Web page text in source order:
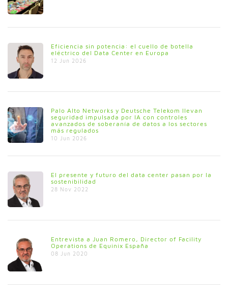
Eficiencia sin potencia: el cuello de botella
eléctrico del Data Center en Europa
12 Jun 2026
Palo Alto Networks y Deutsche Telekom llevan
seguridad impulsada por IA con controles
avanzados de soberanía de datos a los sectores
más regulados
10 Jun 2026
El presente y futuro del data center pasan por la
sostenibilidad
28 Nov 2022
Entrevista a Juan Romero, Director of Facility
Operations de Equinix España
08 Jun 2020